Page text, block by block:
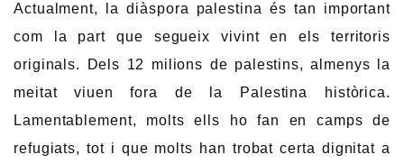
Actualment, la diàspora palestina és tan important
com la part que segueix vivint en els territoris
originals. Dels 12 milions de palestins, almenys la
meitat viuen fora de la Palestina històrica.
Lamentablement, molts ells ho fan en camps de
refugiats, tot i que molts han trobat certa dignitat a